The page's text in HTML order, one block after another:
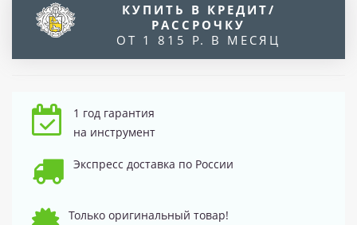
КУПИТЬ В КРЕДИТ/
РАССРОЧКУ
ОТ 1 815 Р. В МЕСЯЦ
1 год гарантия
на инструмент
Экспресс доставка по России
Только оригинальный товар!